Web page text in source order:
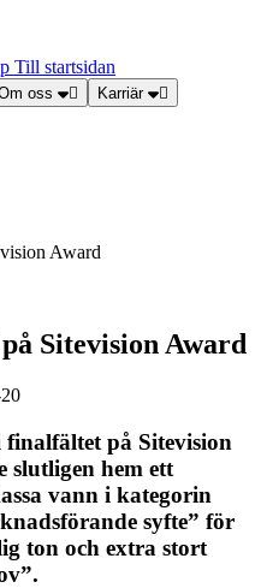
Till startsidan
oss Karriär
Award
Sitevision Award
på Sitevision
slutligen hem ett
vann i kategorin
syfte” för
ton och extra stort